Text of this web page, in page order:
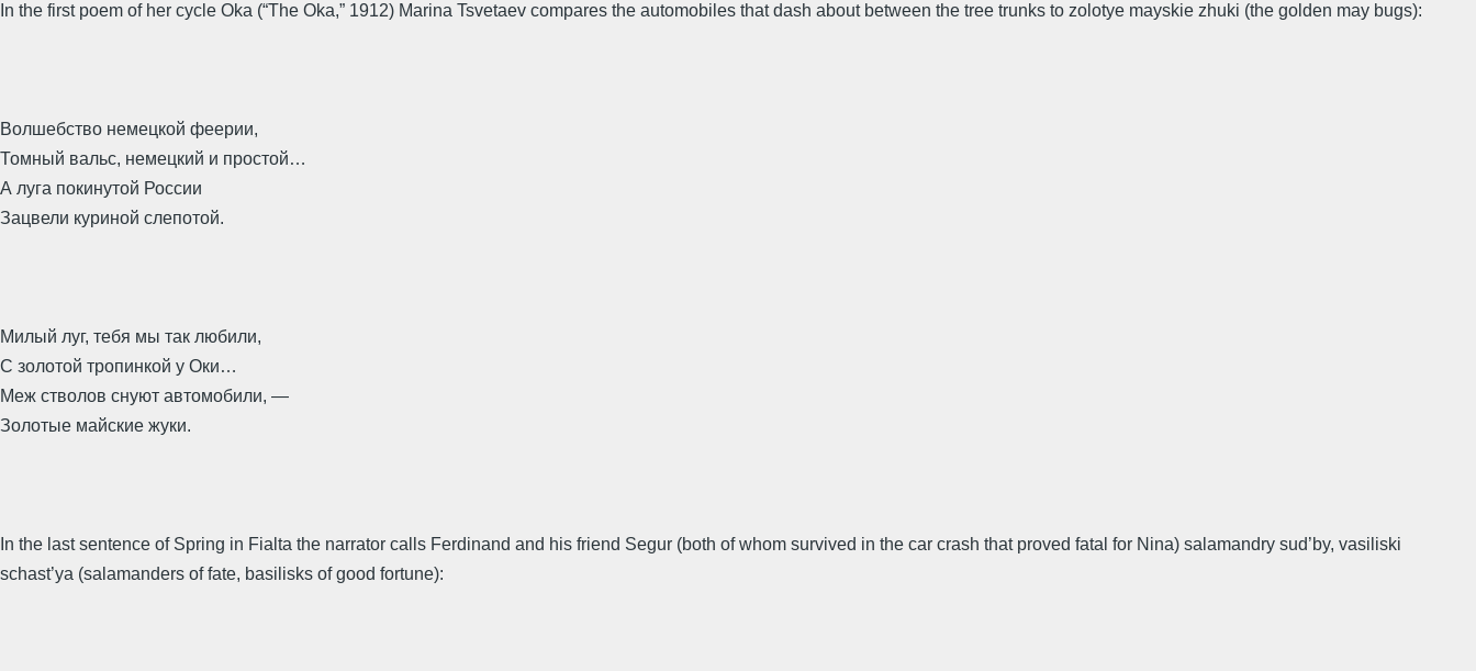
In the first poem of her cycle Oka (“The Oka,” 1912) Marina Tsvetaev compares the automobiles that dash about between the tree trunks to zolotye mayskie zhuki (the golden may bugs):
Волшебство немецкой феерии,
Томный вальс, немецкий и простой…
А луга покинутой России
Зацвели куриной слепотой.
Милый луг, тебя мы так любили,
С золотой тропинкой у Оки…
Меж стволов снуют автомобили, —
Золотые майские жуки.
In the last sentence of Spring in Fialta the narrator calls Ferdinand and his friend Segur (both of whom survived in the car crash that proved fatal for Nina) salamandry sud’by, vasiliski
schast’ya (salamanders of fate, basilisks of good fortune):